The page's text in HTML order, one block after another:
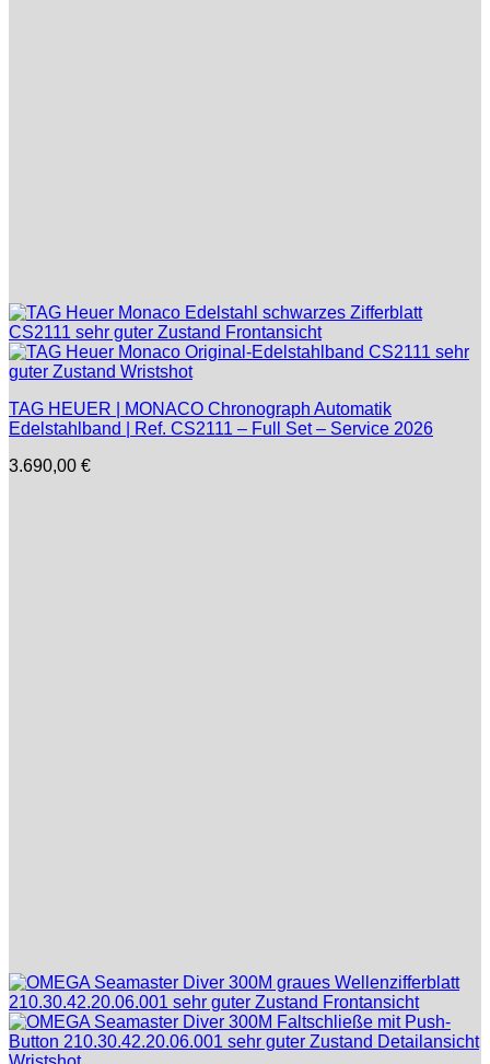
TAG HEUER | MONACO Chronograph Automatik
Edelstahlband | Ref. CS2111 – Full Set – Service 2026
3.690,00 €